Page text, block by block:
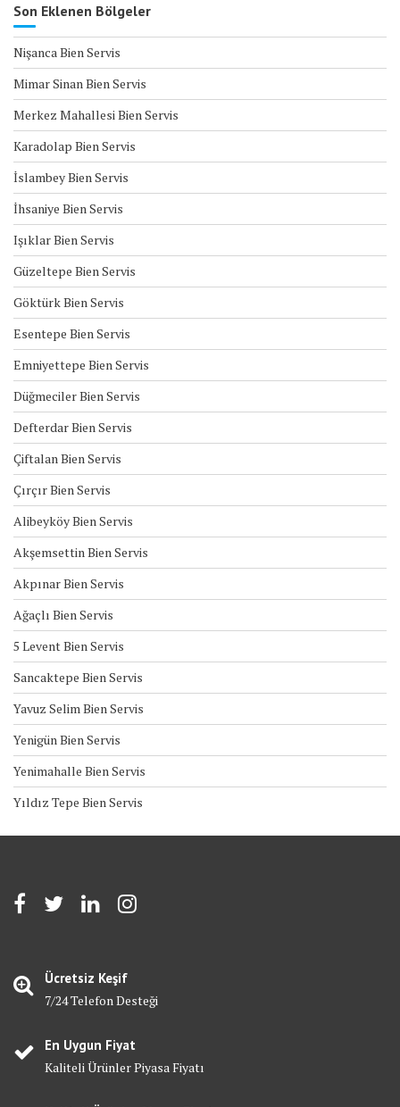
Son Eklenen Bölgeler
Nişanca Bien Servis
Mimar Sinan Bien Servis
Merkez Mahallesi Bien Servis
Karadolap Bien Servis
İslambey Bien Servis
İhsaniye Bien Servis
Işıklar Bien Servis
Güzeltepe Bien Servis
Göktürk Bien Servis
Esentepe Bien Servis
Emniyettepe Bien Servis
Düğmeciler Bien Servis
Defterdar Bien Servis
Çiftalan Bien Servis
Çırçır Bien Servis
Alibeyköy Bien Servis
Akşemsettin Bien Servis
Akpınar Bien Servis
Ağaçlı Bien Servis
5 Levent Bien Servis
Sancaktepe Bien Servis
Yavuz Selim Bien Servis
Yenigün Bien Servis
Yenimahalle Bien Servis
Yıldız Tepe Bien Servis
Ücretsiz Keşif
7/24 Telefon Desteği
En Uygun Fiyat
Kaliteli Ürünler Piyasa Fiyatı